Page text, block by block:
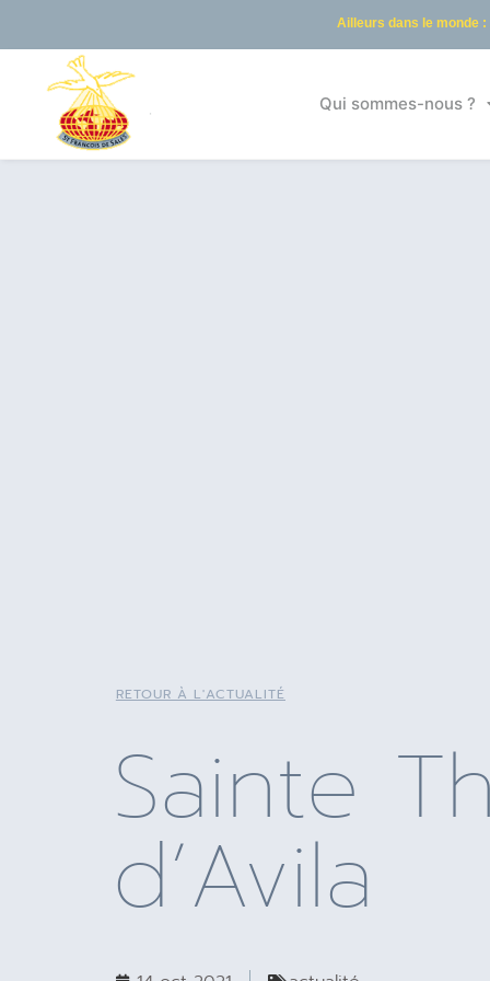
Ailleurs dans le monde :
Qui sommes-nous ?
RETOUR À L'ACTUALITÉ
Sainte
d’Avila